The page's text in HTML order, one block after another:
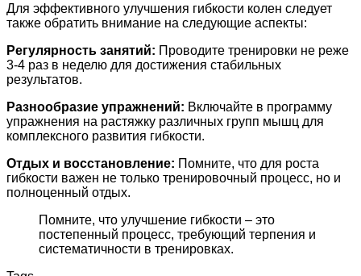
Для эффективного улучшения гибкости колен следует
также обратить внимание на следующие аспекты:
Регулярность занятий: Проводите тренировки не реже
3-4 раз в неделю для достижения стабильных
результатов.
Разнообразие упражнений: Включайте в программу
упражнения на растяжку различных групп мышц для
комплексного развития гибкости.
Отдых и восстановление: Помните, что для роста
гибкости важен не только тренировочный процесс, но и
полноценный отдых.
Помните, что улучшение гибкости – это
постепенный процесс, требующий терпения и
систематичности в тренировках.